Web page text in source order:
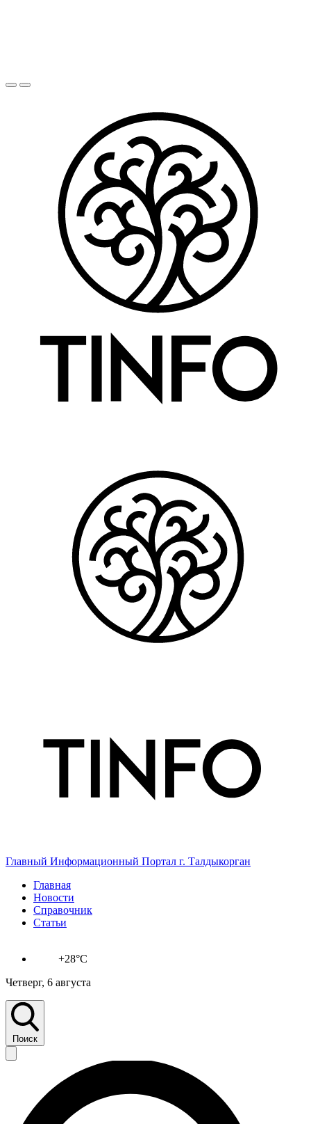
Главный Информационный Портал г. Талдыкорган
Главная
Новости
Справочник
Статьи
+28°C
Четверг, 6 августа
Поиск